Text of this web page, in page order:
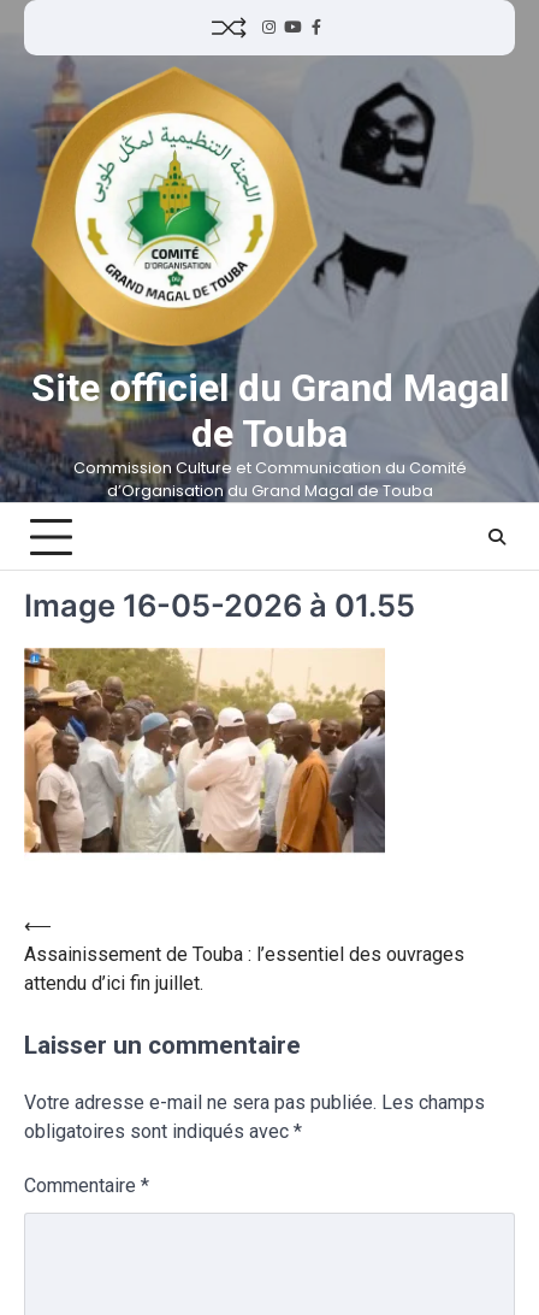
Site officiel du Grand Magal
de Touba
Commission Culture et Communication du Comité
d’Organisation du Grand Magal de Touba
Image 16-05-2026 à 01.55
⟵
Assainissement de Touba : l’essentiel des ouvrages
attendu d’ici fin juillet.
Laisser un commentaire
Votre adresse e-mail ne sera pas publiée. Les champs
obligatoires sont indiqués avec *
Commentaire *